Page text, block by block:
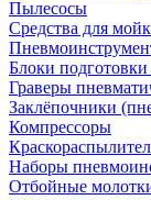
Пылесосы
Средства для
Блоки подготовки
Граверы
Заклёпочники
Компрессоры
Наборы
Отбойные